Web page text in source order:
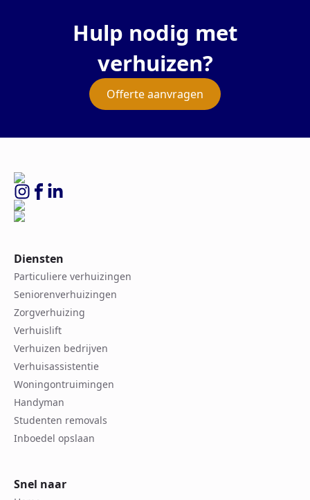
Hulp nodig met
verhuizen?
Offerte aanvragen
Diensten
Particuliere verhuizingen
Seniorenverhuizingen
Zorgverhuizing
Verhuislift
Verhuizen bedrijven
Verhuisassistentie
Woningontruimingen
Handyman
Studenten removals
Inboedel opslaan
Snel naar